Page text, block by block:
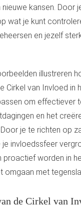
kansen. Door
wat je kunt
en jezelf
illustreren
Cirkel van Invloed in
om effectiever
en het
je te richten op
je invloedssfeer
proactief worden in
omgaan met
de Cirkel van